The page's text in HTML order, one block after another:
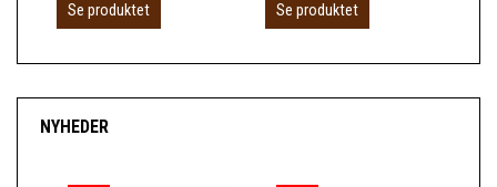
Se produktet Se produktet
NYHEDER